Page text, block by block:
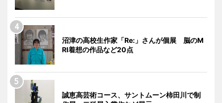
沼津の高校生作家「Re:」さんが個展 脳のM
RI着想の作品など20点
誠恵高芸術コース、サントムーン柿田川で制